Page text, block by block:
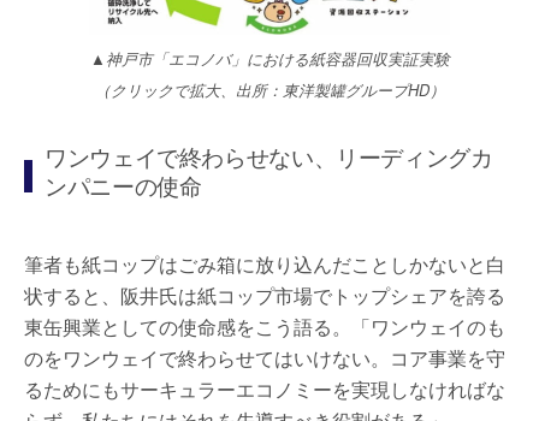
▲神戸市「エコノバ」における紙容器回収実証実験
（クリックで拡大、出所：東洋製罐グループHD）
ワンウェイで終わらせない、リーディングカ
ンパニーの使命
筆者も紙コップはごみ箱に放り込んだことしかないと白
状すると、阪井氏は紙コップ市場でトップシェアを誇る
東缶興業としての使命感をこう語る。「ワンウェイのも
のをワンウェイで終わらせてはいけない。コア事業を守
るためにもサーキュラーエコノミーを実現しなければな